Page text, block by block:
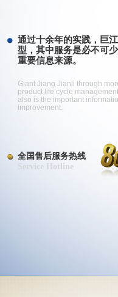
通过十余年的实践，巨
型，其中服务是必不可
重要信息来源。
Giant Jiang Jianli through
product life cycle
also is the important
improvement.
全国售后服务热线
Service Hotline